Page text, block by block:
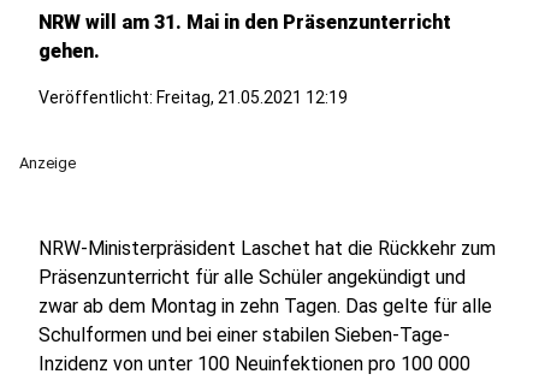
NRW will am 31. Mai in den Präsenzunterricht
gehen.
Veröffentlicht: Freitag, 21.05.2021 12:19
Anzeige
NRW-Ministerpräsident Laschet hat die Rückkehr zum
Präsenzunterricht für alle Schüler angekündigt und
zwar ab dem Montag in zehn Tagen. Das gelte für alle
Schulformen und bei einer stabilen Sieben-Tage-
Inzidenz von unter 100 Neuinfektionen pro 100 000